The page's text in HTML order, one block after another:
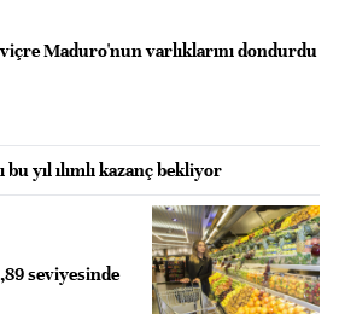
Maduro'nun varlıklarını dondurdu
bu yıl ılımlı kazanç bekliyor
seviyesinde